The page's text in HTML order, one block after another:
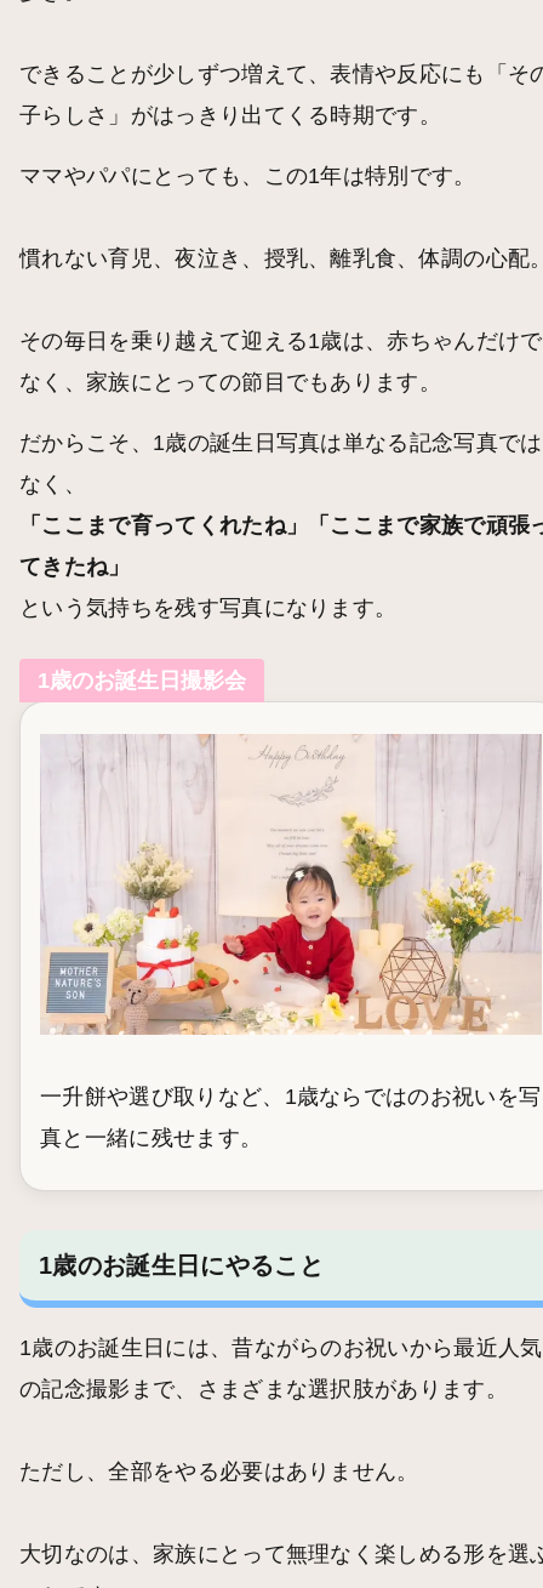
できることが少しずつ増えて、表情や反応にも「そ
子らしさ」がはっきり出てくる時期です。
ママやパパにとっても、この1年は特別です。
慣れない育児、夜泣き、授乳、離乳食、体調の心配
その毎日を乗り越えて迎える1歳は、赤ちゃんだけで
なく、家族にとっての節目でもあります。
だからこそ、1歳の誕生日写真は単なる記念写真では
なく、
「ここまで育ってくれたね」「ここまで家族で頑張
てきたね」
という気持ちを残す写真になります。
1歳のお誕生日撮影会
一升餅や選び取りなど、1歳ならではのお祝いを写
真と一緒に残せます。
1歳のお誕生日にやること
1歳のお誕生日には、昔ながらのお祝いから最近人気
の記念撮影まで、さまざまな選択肢があります。
ただし、全部をやる必要はありません。
大切なのは、家族にとって無理なく楽しめる形を選